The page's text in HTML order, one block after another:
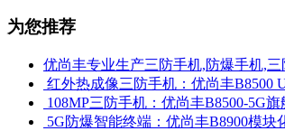
为您推荐
优尚丰专业生产三防手机,防爆手机,
红外热成像三防手机：优尚丰B8500
108MP三防手机：优尚丰B8500-5G
5G防爆智能终端：优尚丰B8900模